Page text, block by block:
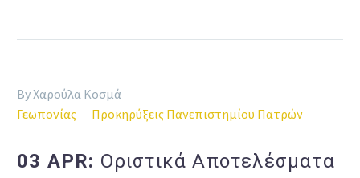
By Χαρούλα Κοσμά
Γεωπονίας
Προκηρύξεις Πανεπιστημίου Πατρών
03 APR: Οριστικά Αποτελέσματα